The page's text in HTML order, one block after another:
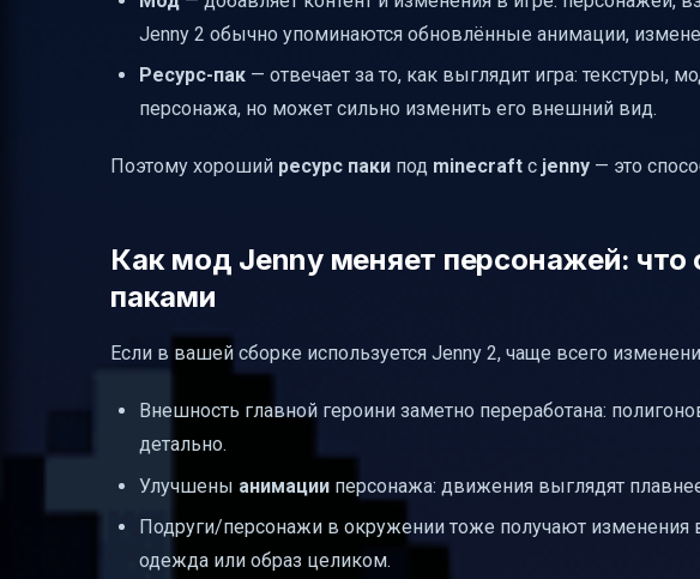
Jenny 2 обычно упоминаются обновлённые анимации,
Ресурс-пак — отвечает за то, как выглядит игра: текстуры,
персонажа, но может сильно изменить его внешний вид.
Поэтому хороший ресурс паки под minecraft с jenny — это
Как мод Jenny меняет персонажей:
паками
Если в вашей сборке используется Jenny 2, чаще всего
Внешность главной героини заметно переработана:
детально.
Улучшены анимации персонажа: движения выглядят
Подруги/персонажи в окружении тоже получают
одежда или образ целиком.